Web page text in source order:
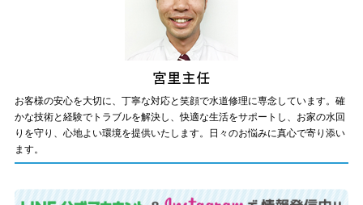
お客様の安心を大切に、丁寧な対応と笑顔で水道修理に専念しています。確
かな技術と経験でトラブルを解決し、快適な生活をサポートし、お家の水回
りを守り、心地よい環境を提供いたします。日々のお悩みに真心で寄り添い
ます。